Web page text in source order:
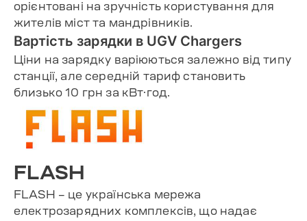
орієнтовані на зручність користування для
жителів міст та мандрівників.
Вартість зарядки в UGV Chargers
Ціни на зарядку варіюються залежно від типу
станції, але середній тариф становить
близько 10 грн за кВт·год.
FLASH
FLASH – це українська мережа
електрозарядних комплексів, що надає